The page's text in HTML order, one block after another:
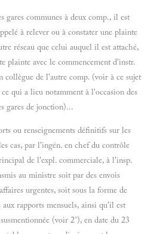
gares communes à deux comp., il est
à relever ou à constater une plainte
réseau que celui auquel il est attaché,
plainte avec le commencement d'instr.
collègue de l'autre comp. (voir à ce sujet
qui a lieu notamment à l'occasion des
gares de jonction)...
ou renseignements définitifs sur les
cas, par l'ingén. en chef du contrôle
de l'expl. commerciale, à l'insp.
au ministre soit par des envois
urgentes, soit sous la forme de
rapports mensuels, ainsi qu'il est
(voir 2°), en date du 23